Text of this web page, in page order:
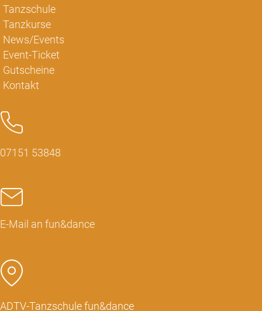
Tanzschule
Tanzkurse
News/Events
Event-Ticket
Gutscheine
Kontakt
07151 53848
E-Mail an fun&dance
ADTV-Tanzschule fun&dance